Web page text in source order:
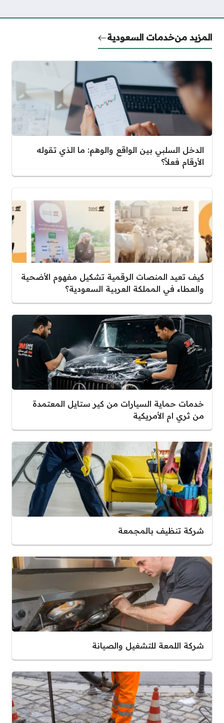
المزيد منخدمات السعودية
الدخل السلبي بين الواقع والوهم: ما الذي تقوله
الأرقام فعلاً؟
كيف تعيد المنصات الرقمية تشكيل مفهوم الأضحية
والعطاء في المملكة العربية السعودية؟
خدمات حماية السيارات من كير ستايل المعتمدة
من ثري ام الأمريكية
شركة تنظيف بالمجمعة
شركة اللمعة للتشغيل والصيانة